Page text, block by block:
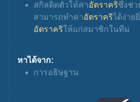
สกิลติดตัวให้ค่าอัตราคริซึ่งช่ว
สามารถทำค่าอัตราคริได้ง่าย
อัตราคริให้แก่สมาชิกในทีม
หาได้จาก:
การอธิษฐาน